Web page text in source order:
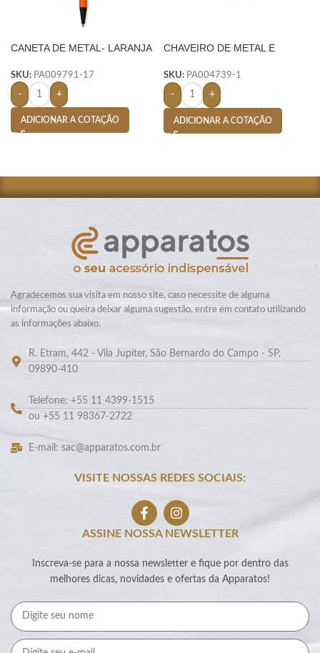
CANETA DE METAL- LARANJA
SKU: PA009791-17
- +
ADICIONAR A COTAÇÃO
CHAVEIRO DE METAL E
PRETO
SKU: PA004739-1
- +
ADICIONAR A COTAÇÃO
Agradecemos sua visita em nosso site, caso necessite de alguma
informação ou queira deixar alguma sugestão, entre em contato utilizando
as informações abaixo.
R. Etram, 442 - Vila Jupiter, São Bernardo do Campo - SP,
09890-410
Telefone: +55 11 4399-1515
ou +55 11 98367-2722
E-mail: sac@apparatos.com.br
VISITE NOSSAS REDES SOCIAIS:
ASSINE NOSSA NEWSLETTER
Inscreva-se para a nossa newsletter e fique por dentro das
melhores dicas, novidades e ofertas da Apparatos!